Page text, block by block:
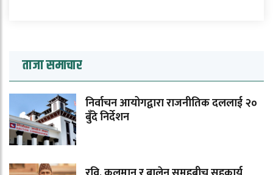
ताजा समाचार
निर्वाचन आयोगद्वारा राजनीतिक दललाई २०
बुँदे निर्देशन